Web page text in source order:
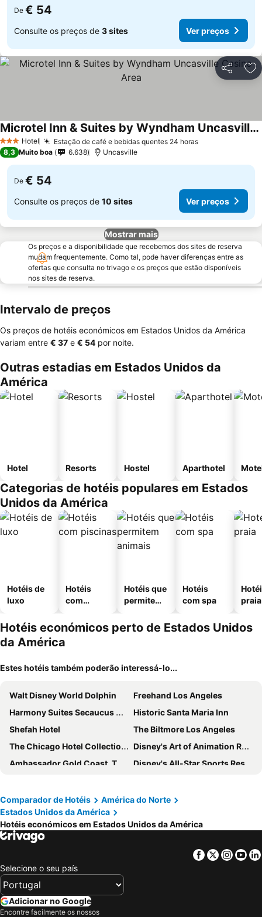
De € 54
Consulte os preços de 3 sites Ver preços
Partilhar
3 EstrelasHotel Estação de café e bebidas quentes 24 horasVer preços
Microtel Inn & Suites by Wyndham Uncasville Casino Area
Ver preços
8,3 Muito boa 6.638 Uncasville
De € 54
Consulte os preços de 10 sites Ver preços
Mostrar mais
Os preços e a disponibilidade que recebemos dos sites de reserva
mudam frequentemente. Como tal, pode haver diferenças entre as
ofertas que consulta no trivago e os preços que estão disponíveis
nos sites de reserva.
Intervalo de preços
Os preços de hotéis económicos em Estados Unidos da América
variam entre ‎€ 37 e ‎€ 54 por noite.
Outras estadias em Estados Unidos da
América
Hotel Resorts Hostel Aparthotel
Categorias de hotéis populares em Estados
Unidos da América
Hotéis de
luxo
Hotéis
com
Hotéis que
permitem
Hotéis
com spa
praia
Hotéis económicos perto de Estados Unidos
da América
Estes hotéis também poderão interessá-lo...
Walt Disney World Dolphin
Freehand Los Angeles
Harmony Suites Secaucus Meadowlands
Historic Santa Maria Inn
Shefah Hotel
The Biltmore Los Angeles
The Chicago Hotel Collection Magnificent Mile
Disney's Art of Animation Resort
Ambassador Gold Coast, The Chicago Hotel Collection
Disney's All-Star Sports Resort
Crowne Plaza Newark Airport By Ihg
Now Now Noho
The Queen Mary
Intercontinental Hotels Mark Hopkins San Francisco By Ihg
Hotel Riu Plaza Fishermans Wharf
Hotel Indigo Los Angeles Downtown By Ihg
Encore Boston Harbor
Washington Plaza Hotel
Comparador de Hotéis
América do Norte
Estados Unidos da América
Hotéis económicos em Estados Unidos da América
Facebook
Twitter
Selecione o seu país
Adicionar no Google
Encontre facilmente os nossos